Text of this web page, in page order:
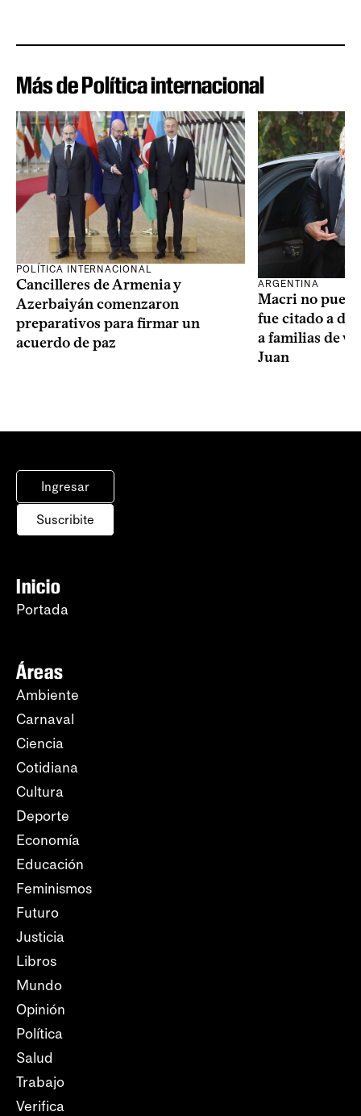
Más de Política internacional
POLÍTICA INTERNACIONAL
Cancilleres de Armenia y
Azerbaiyán comenzaron
preparativos para firmar un
acuerdo de paz
ARGENTINA
Macri no
fue citado a
a familias de
Juan
Ingresar
Suscribite
Inicio
Portada
Áreas
Ambiente
Carnaval
Ciencia
Cotidiana
Cultura
Deporte
Economía
Educación
Feminismos
Futuro
Justicia
Libros
Mundo
Opinión
Política
Salud
Trabajo
Verifica